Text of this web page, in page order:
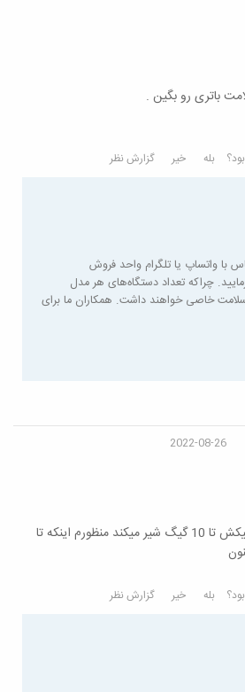
باتری رو بگین .
بله خیر گزارش نظر
با واتساپ یا تلگرام واحد فروش
چراکه تعداد دستگاه‌های هر مدل
خاصی خواهند داشت. همکاران ما برای
2022-08-26
سلام میخواستم بدونم گرافیکش تا 10 گیگ شیر میکند منظورم اینکه تا
بله خیر گزارش نظر